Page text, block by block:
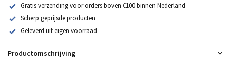
Gratis verzending voor orders boven €100 binnen Nederland
Scherp geprijsde producten
Geleverd uit eigen voorraad
Productomschrijving